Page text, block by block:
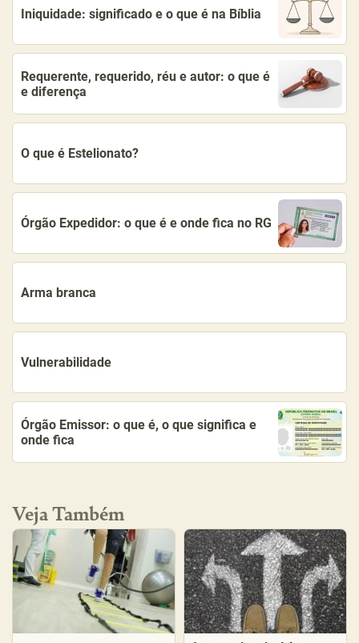
Iniquidade: significado e o que é na Bíblia
Requerente, requerido, réu e autor: o que é
e diferença
O que é Estelionato?
Órgão Expedidor: o que é e onde fica no RG
Arma branca
Vulnerabilidade
Órgão Emissor: o que é, o que significa e
onde fica
Veja Também